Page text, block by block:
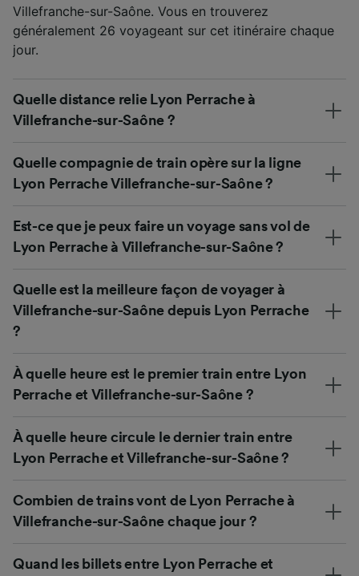
Villefranche-sur-Saône. Vous en trouverez
généralement 26 voyageant sur cet itinéraire chaque
jour.
Quelle distance relie Lyon Perrache à
Villefranche-sur-Saône ?
Quelle compagnie de train opère sur la ligne
Lyon Perrache Villefranche-sur-Saône ?
Est-ce que je peux faire un voyage sans vol de
Lyon Perrache à Villefranche-sur-Saône ?
Quelle est la meilleure façon de voyager à
Villefranche-sur-Saône depuis Lyon Perrache
?
À quelle heure est le premier train entre Lyon
Perrache et Villefranche-sur-Saône ?
À quelle heure circule le dernier train entre
Lyon Perrache et Villefranche-sur-Saône ?
Combien de trains vont de Lyon Perrache à
Villefranche-sur-Saône chaque jour ?
Quand les billets entre Lyon Perrache et